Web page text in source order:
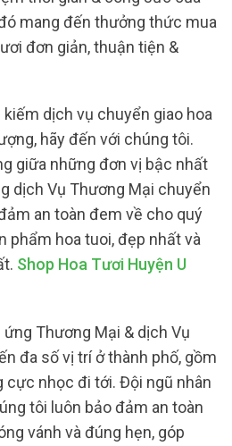
mang đến thưởng thức mua
đơn giản, thuận tiện &
dịch vụ chuyển giao hoa
hãy đến với chúng tôi.
giữa những đơn vị bậc nhất
dịch Vụ Thương Mại chuyển
an toàn đem về cho quý
phẩm hoa tuoi, đẹp nhất và
Shop Hoa Tươi Huyện U
Thương Mại & dịch Vụ
đa số vị trí ở thành phố, gồm
cực nhọc đi tới. Đội ngũ nhân
tôi luôn bảo đảm an toàn
vánh và đúng hẹn, góp